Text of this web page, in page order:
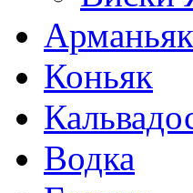
Арманьяк
Коньяк
Водка